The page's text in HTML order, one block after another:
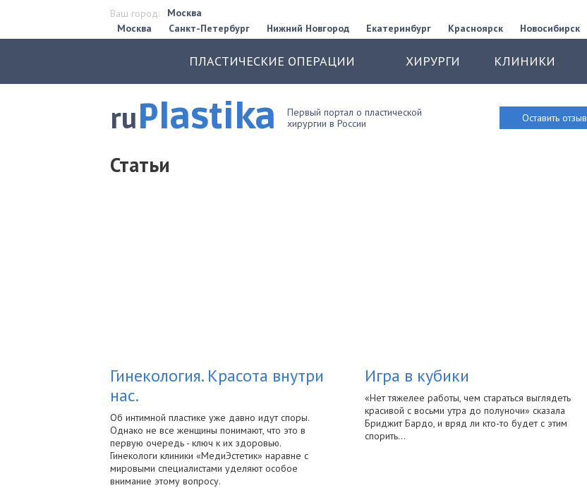
Ваш город:
Москва
Москва
Санкт-Петербург Нижний Новгород Екатеринбург Красноярск Новосибирск
ПЛАСТИЧЕСКИЕ ОПЕРАЦИИ ХИРУРГИ КЛИНИКИ
ruPlastika
Первый портал о пластической
хирургии в России
Оставить отзыв
Статьи
Гинекология. Красота внутри
нас.
Об интимной пластике уже давно идут споры.
Однако не все женщины понимают, что это в
первую очередь - ключ к их здоровью.
Гинекологи клиники «МедиЭстетик» наравне с
мировыми специалистами уделяют особое
внимание этому вопросу.
Игра в кубики
«Нет тяжелее работы, чем стараться выглядеть
красивой с восьми утра до полуночи» сказала
Бриджит Бардо, и вряд ли кто-то будет с этим
спорить…